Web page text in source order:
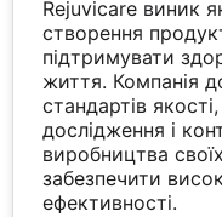
Rejuvicare виник
створення
підтримувати
життя. Компанія
стандартів
дослідження і
виробництва
забезпечити
ефективності.